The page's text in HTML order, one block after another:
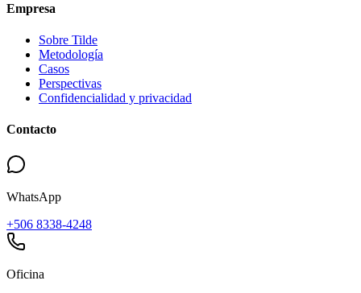
Empresa
Sobre Tilde
Metodología
Casos
Perspectivas
Confidencialidad y privacidad
Contacto
WhatsApp
+506 8338-4248
Oficina